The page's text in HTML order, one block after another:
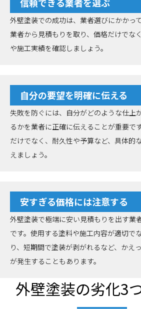
信頼できる業者を選ぶ
外壁塗装での成功は、業者選びにかかっ
業者から見積もりを取り、価格だけでな
や施工実績を確認しましょう。
自分の要望を明確に伝える
失敗を防ぐには、自分がどのような仕上
るかを業者に正確に伝えることが重要で
だけでなく、耐久性や予算など、具体的
えましょう。
安すぎる価格には注意する
外壁塗装で極端に安い見積もりを出す業
です。使用する塗料や施工内容が適切で
り、短期間で塗装が剥がれるなど、かえ
が発生することもあります。
外壁塗装の劣化3